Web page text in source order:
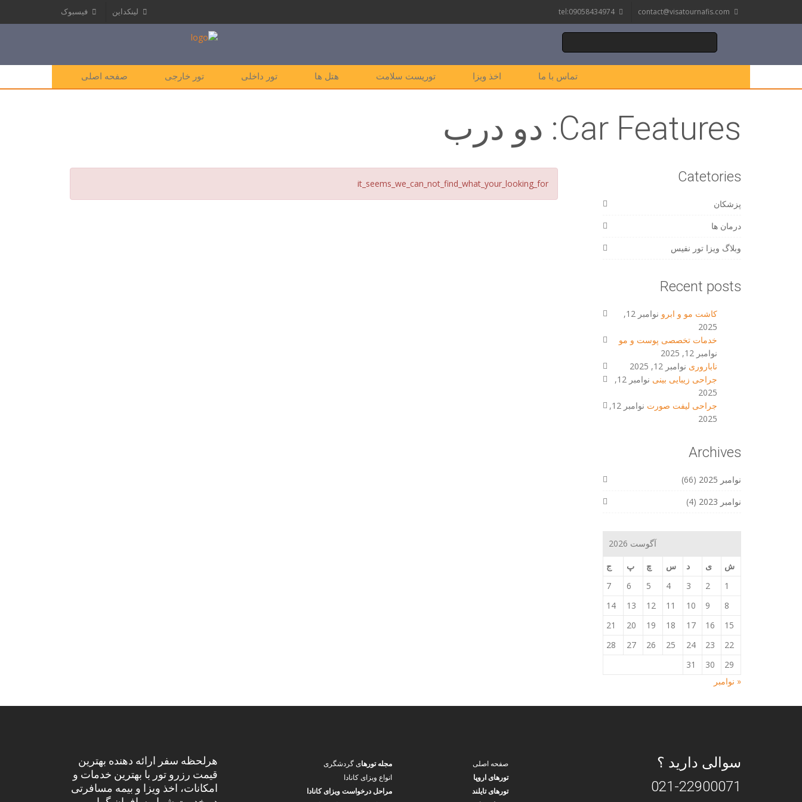
فیسبوک لینکداین tel:09058434974 contact@visatournafis.com
صفحه اصلی تور خارجی تور داخلی هتل ها توریست سلامت اخذ ویزا تماس با ما
Car Features: دو درب
it_seems_we_can_not_find_what_your_looking_for Catetories
پزشکان
درمان ها
وبلاگ ویزا تور نفیس
Recent posts
کاشت مو و ابرو
نوامبر 12,
2025
خدمات تخصصی پوست و مو
نوامبر 12, 2025
ناباروری نوامبر 12, 2025
جراحی زیبایی بینی
نوامبر 12,
2025
جراحی لیفت صورت
نوامبر 12,
2025
Archives
نوامبر 2025
(66)
نوامبر 2023
(4)
آگوست 2026
ش
ی د س چ پ
ج
1
2
3
4
5
6
7
8
9
10
11
12
13
14
15
16
17
18
19
20
21
22
23
24
25
26
27
28
29
30
31
« نوامبر
هرلحظه سفر ارائه دهنده بهترین
قیمت رزرو تور با بهترین خدمات و
امکانات، اخذ ویزا و بیمه مسافرتی
مجله تورهای گردشگری
انواع ویزای کانادا
مراحل درخواست ویزای کانادا
صفحه اصلی
تورهای اروپا
تورهای تایلند
سوالی دارید ؟
021-22900071